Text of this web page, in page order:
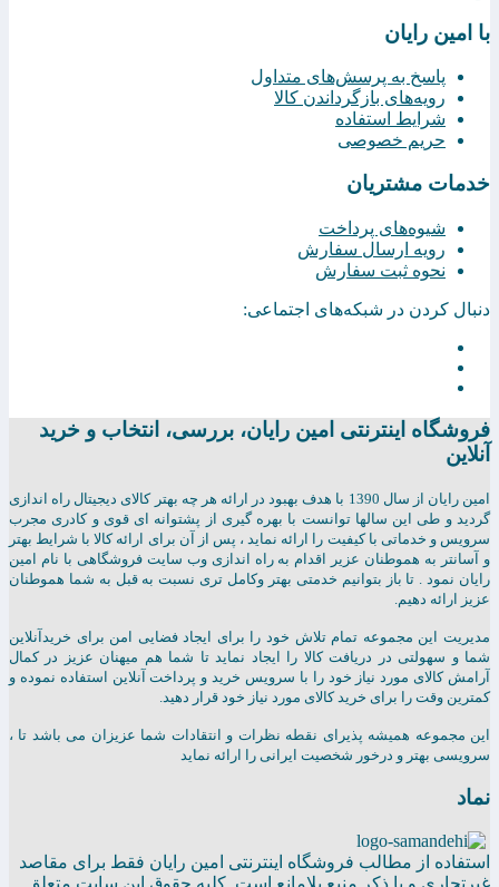
با امین رایان
پاسخ به پرسش‌های متداول
رویه‌های بازگرداندن کالا
شرایط استفاده
حریم خصوصی
خدمات مشتریان
شیوه‌های پرداخت
رویه ارسال سفارش
نحوه ثبت سفارش
دنبال کردن در شبکه‌های اجتماعی:
فروشگاه اینترنتی امين رايان، بررسی، انتخاب و خرید
آنلاین
امين رايان از سال 1390 با هدف بهبود در ارائه هر چه بهتر کالای دیجیتال راه اندازی
گردید و طی این سالها توانست با بهره گیری از پشتوانه ای قوی و کادری مجرب
سرویس و خدماتی با کیفیت را ارائه نماید ، پس از آن برای ارائه کالا با شرایط بهتر
و آسانتر به هموطنان عزیر اقدام به راه اندازی وب سایت فروشگاهی با نام امین
رایان نمود . تا باز بتوانیم خدمتی بهتر وکامل تری نسبت به قبل به شما هموطنان
عزیز ارائه دهیم.
مدیریت این مجموعه تمام تلاش خود را برای ایجاد فضایی امن برای خریدآنلاین
شما و سهولتی در دریافت کالا را ایجاد نماید تا شما هم میهنان عزیز در کمال
آرامش کالای مورد نیاز خود را با سرویس خرید و پرداخت آنلاین استفاده نموده و
کمترین وقت را برای خرید کالای مورد نیاز خود قرار دهید.
این مجموعه همیشه پذیرای نقطه نظرات و انتقادات شما عزیزان می باشد تا ،
سرویسی بهتر و درخور شخصیت ایرانی را ارائه نماید
نماد
استفاده از مطالب فروشگاه اینترنتی امین رایان فقط برای مقاصد
غیرتجاری و با ذکر منبع بلامانع است. کلیه حقوق این سایت متعلق